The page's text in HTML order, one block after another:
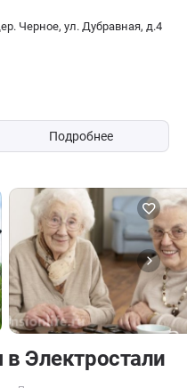
Черное, ул. Дубравная, д.4
Подробнее
Электростали